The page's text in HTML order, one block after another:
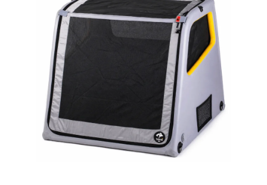
VĚRNOSTNÍ PROGRAM
PRODEJNA